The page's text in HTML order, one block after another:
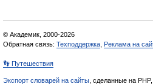
© Академик, 2000-2026
Обратная связь: Техподдержка Реклама на
👣 Путешествия
Экспорт словарей на сайты , сделанные на PHP,